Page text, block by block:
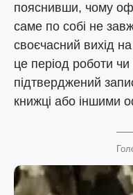
пояснивши, чому
саме по собі не
своєчасний вихід
це період роботи чи
підтверджений
книжці або іншими